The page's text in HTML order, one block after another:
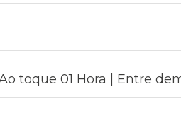
toque 01 Hora | Entre